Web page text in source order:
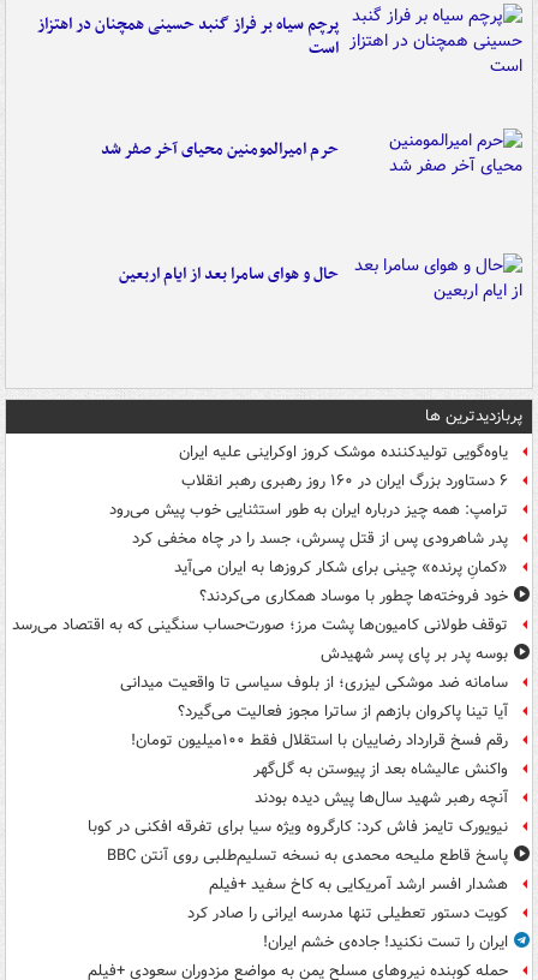
پرچم سیاه بر فراز گنبد حسینی همچنان در اهتزاز
است
حرم امیرالمومنین محیای آخر صفر شد
حال و هوای سامرا بعد از ایام اربعین
پربازدیدترین ها
یاوه‌گویی تولیدکننده موشک کروز اوکراینی علیه ایران
۶ دستاورد بزرگ ایران در ۱۶۰ روز رهبری رهبر انقلاب
ترامپ: همه چیز درباره ایران به طور استثنایی خوب پیش می‌رود
پدر شاهرودی پس از قتل پسرش، جسد را در چاه مخفی کرد
«کمانِ پرنده» چینی برای شکار کروزها به ایران می‌آید
خود فروخته‌ها چطور با موساد همکاری می‌کردند؟
توقف طولانی کامیون‌ها پشت مرز؛ صورت‌حساب سنگینی که به اقتصاد می‌رسد
بوسه‌ پدر بر پای پسر شهیدش
سامانه ضد موشکی لیزری؛ از بلوف سیاسی تا واقعیت میدانی
آیا تینا پاکروان بازهم از ساترا مجوز فعالیت می‌گیرد؟
رقم فسخ قرارداد رضاییان با استقلال فقط ۱۰۰میلیون تومان!
واکنش عالیشاه بعد از پیوستن به گل‌گهر
آنچه رهبر شهید سال‌ها پیش دیده بودند
نیویورک تایمز فاش کرد: کارگروه ویژه سیا برای تفرقه افکنی در کوبا
پاسخ قاطع ملیحه محمدی به نسخه تسلیم‌طلبی روی آنتن BBC
هشدار افسر ارشد آمریکایی به کاخ سفید +فیلم
کویت دستور تعطیلی تنها مدرسه ایرانی را صادر کرد
ایران را تست نکنید! جاده‌ی خشم ایران!
حمله کوبنده نیروهای مسلح یمن به مواضع مزدوران سعودی +فیلم